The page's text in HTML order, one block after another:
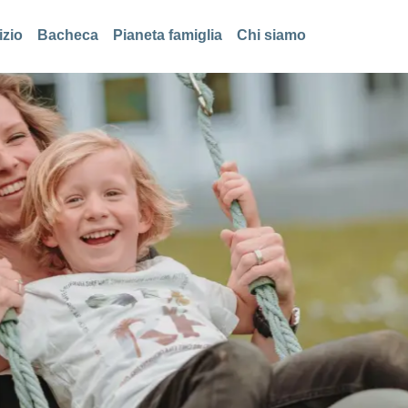
Bacheca Pianeta famiglia Chi siamo